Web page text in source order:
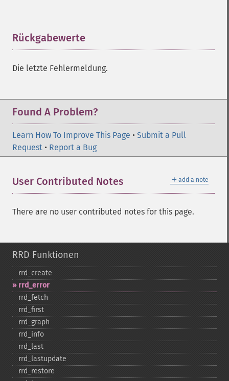
Rückgabewerte
Die letzte Fehlermeldung.
Found A Problem?
Learn How To Improve This Page • Submit a Pull
Request • Report a Bug
＋ add a note
User Contributed Notes
There are no user contributed notes for this page.
RRD Funktionen
rrd_​create
rrd_​error
rrd_​fetch
rrd_​first
rrd_​graph
rrd_​info
rrd_​last
rrd_​lastupdate
rrd_​restore